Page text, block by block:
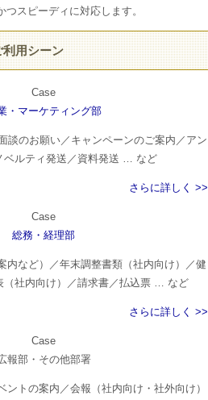
つスピーディに対応します。
利用シーン
Case
・マーケティング部
談のお願い／キャンペーンのご案内／アン
ベルティ発送／資料発送 … など
さらに詳しく >>
Case
総務・経理部
内など）／年末調整書類（社内向け）／健
（社内向け）／請求書／払込票 … など
さらに詳しく >>
Case
報部・その他部署
ントの案内／会報（社内向け・社外向け）